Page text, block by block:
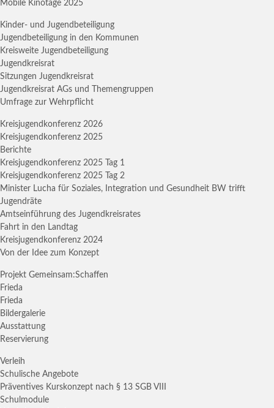
Mobile Kinotage 2025
Kinder- und Jugendbeteiligung
Jugendbeteiligung in den Kommunen
Kreisweite Jugendbeteiligung
Jugendkreisrat
Sitzungen Jugendkreisrat
Jugendkreisrat AGs und Themengruppen
Umfrage zur Wehrpflicht
Kreisjugendkonferenz 2026
Kreisjugendkonferenz 2025
Berichte
Kreisjugendkonferenz 2025 Tag 1
Kreisjugendkonferenz 2025 Tag 2
Minister Lucha für Soziales, Integration und Gesundheit BW trifft
Jugendräte
Amtseinführung des Jugendkreisrates
Fahrt in den Landtag
Kreisjugendkonferenz 2024
Von der Idee zum Konzept
Projekt Gemeinsam:Schaffen
Frieda
Frieda
Bildergalerie
Ausstattung
Reservierung
Verleih
Schulische Angebote
Präventives Kurskonzept nach § 13 SGB VIII
Schulmodule